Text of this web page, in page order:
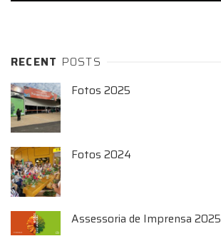
RECENT POSTS
Fotos 2025
Fotos 2024
Assessoria de Imprensa 2025